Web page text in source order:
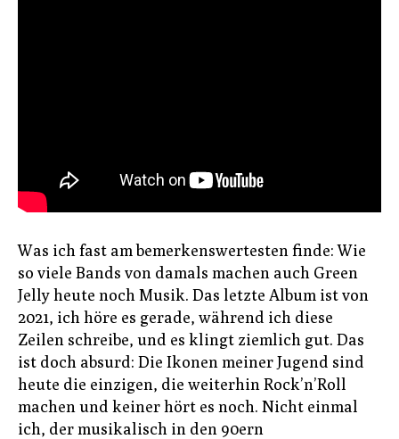
Was ich fast am bemerkenswertesten finde: Wie
so viele Bands von damals machen auch Green
Jelly heute noch Musik. Das letzte Album ist von
2021, ich höre es gerade, während ich diese
Zeilen schreibe, und es klingt ziemlich gut. Das
ist doch absurd: Die Ikonen meiner Jugend sind
heute die einzigen, die weiterhin Rock’n’Roll
machen und keiner hört es noch. Nicht einmal
ich, der musikalisch in den 90ern